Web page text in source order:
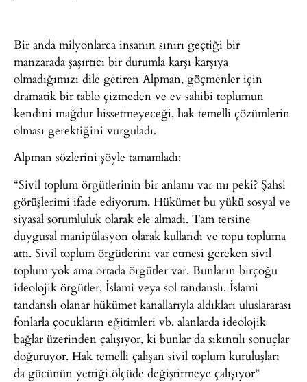
Bir anda milyonlarca insanın sınırı geçtiği bir
manzarada şaşırtıcı bir durumla karşı karşıya
olmadığımızı dile getiren Alpman, göçmenler için
dramatik bir tablo çizmeden ve ev sahibi toplumun
kendini mağdur hissetmeyeceği, hak temelli çözümlerin
olması gerektiğini vurguladı.
Alpman sözlerini şöyle tamamladı:
“Sivil toplum örgütlerinin bir anlamı var mı peki? Şahsi
görüşlerimi ifade ediyorum. Hükümet bu yükü sosyal ve
siyasal sorumluluk olarak ele almadı. Tam tersine
duygusal manipülasyon olarak kullandı ve topu topluma
attı. Sivil toplum örgütlerini var etmesi gereken sivil
toplum yok ama ortada örgütler var. Bunların birçoğu
ideolojik örgütler, İslami veya sol tandanslı. İslami
tandanslı olanar hükümet kanallarıyla aldıkları uluslararası
fonlarla çocukların eğitimleri vb. alanlarda ideolojik
bağlar üzerinden çalışıyor, ki bunlar da sıkıntılı sonuçlar
doğuruyor. Hak temelli çalışan sivil toplum kuruluşları
da gücünün yettiği ölçüde değiştirmeye çalışıyor”